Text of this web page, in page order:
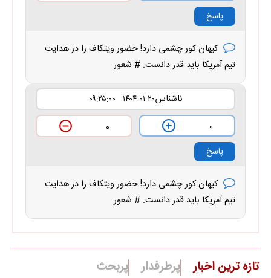
پاسخ
کیهان کور چشمی دارد! حضور ویتکاف را در هدایت
تیم آمریکا باید قدر دانست. # شعور
ناشناس۱۴۰۴-۰۱-۲۰ ۰۹:۲۵:۰۰
۰
۰
پاسخ
کیهان کور چشمی دارد! حضور ویتکاف را در هدایت
تیم آمریکا باید قدر دانست. # شعور
تازه ترین اخبار پرطرفدار پربحث